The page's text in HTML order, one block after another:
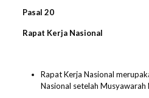
Pasal 20
Rapat Kerja Nasional
Rapat Kerja Nasional
Nasional setelah Musyawarah